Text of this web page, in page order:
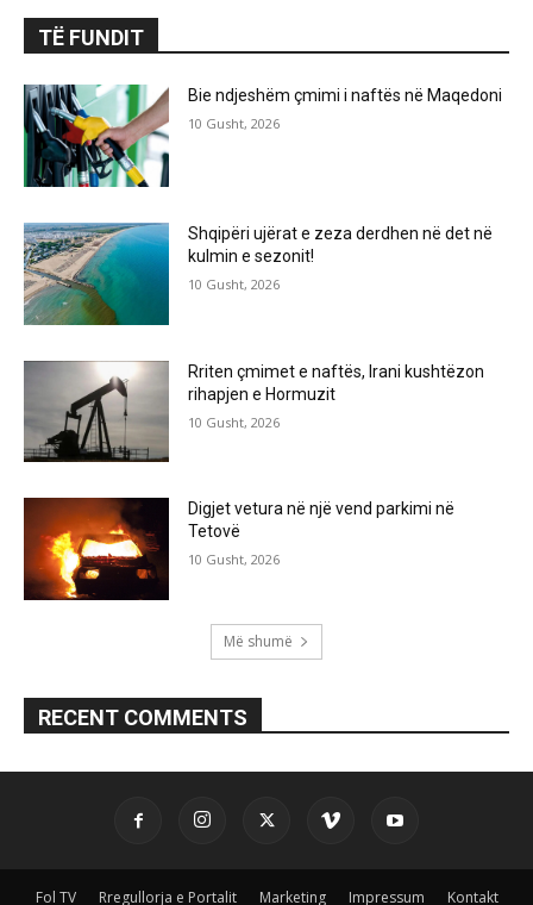
TË FUNDIT
Bie ndjeshëm çmimi i naftës në Maqedoni
10 Gusht, 2026
Shqipëri ujërat e zeza derdhen në det në
kulmin e sezonit!
10 Gusht, 2026
Rriten çmimet e naftës, Irani kushtëzon
rihapjen e Hormuzit
10 Gusht, 2026
Digjet vetura në një vend parkimi në
Tetovë
10 Gusht, 2026
Më shumë
RECENT COMMENTS
Fol TV Rregullorja e Portalit Marketing Impressum Kontakt